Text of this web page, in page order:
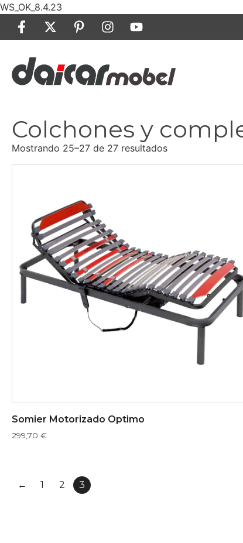
WS_OK_8.4.23
Colchones y
Mostrando 25–27 de 27 resultados
Somier Motorizado Optimo
299,70 €
← 1 2 3